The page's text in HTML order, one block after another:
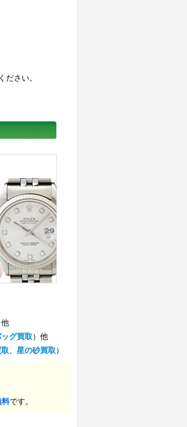
さい。
他
グ買取）他
、 星の砂買取 ）
料です。